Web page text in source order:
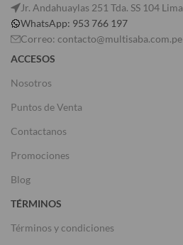
Jr. Andahuaylas 251 Tda. SS 104 Lima
WhatsApp: 953 766 197
Correo: contacto@multisaba.com.pe
ACCESOS
Nosotros
Puntos de Venta
Contactanos
Promociones
Blog
TÉRMINOS
Términos y condiciones